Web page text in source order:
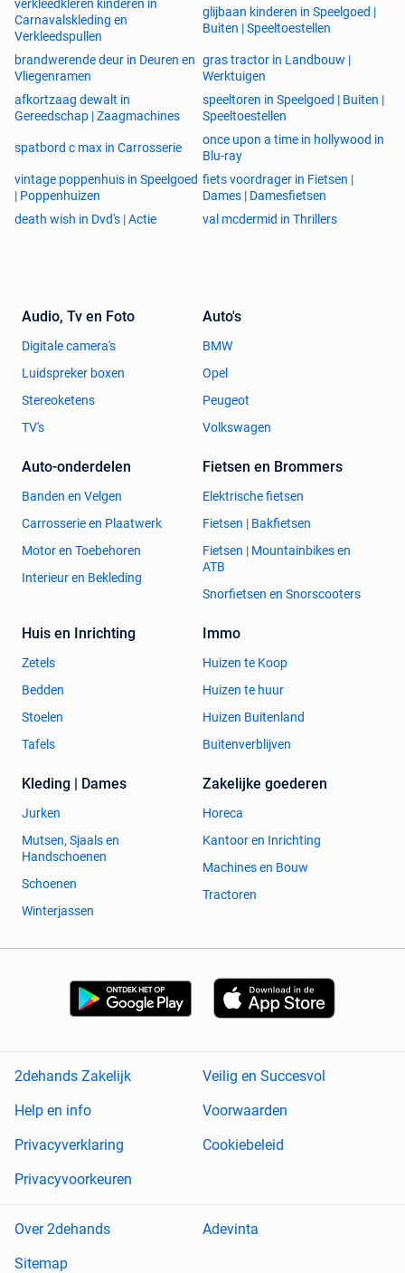
verkleedkleren kinderen in
Carnavalskleding en
Verkleedspullen
glijbaan kinderen in Speelgoed |
Buiten | Speeltoestellen
brandwerende deur in Deuren en
Vliegenramen
gras tractor in Landbouw |
Werktuigen
afkortzaag dewalt in
Gereedschap | Zaagmachines
speeltoren in Speelgoed | Buiten |
Speeltoestellen
spatbord c max in Carrosserie
once upon a time in hollywood in
Blu-ray
vintage poppenhuis in Speelgoed
| Poppenhuizen
fiets voordrager in Fietsen |
Dames | Damesfietsen
death wish in Dvd's | Actie
val mcdermid in Thrillers
Audio, Tv en Foto
Digitale camera's
Luidspreker boxen
Stereoketens
TV's
Auto's
BMW
Opel
Peugeot
Volkswagen
Auto-onderdelen
Banden en Velgen
Carrosserie en Plaatwerk
Motor en Toebehoren
Interieur en Bekleding
Fietsen en Brommers
Elektrische fietsen
Fietsen | Bakfietsen
Fietsen | Mountainbikes en
ATB
Snorfietsen en Snorscooters
Huis en Inrichting
Zetels
Bedden
Stoelen
Tafels
Immo
Huizen te Koop
Huizen te huur
Huizen Buitenland
Buitenverblijven
Kleding | Dames
Jurken
Mutsen, Sjaals en
Handschoenen
Schoenen
Winterjassen
Zakelijke goederen
Horeca
Kantoor en Inrichting
Machines en Bouw
Tractoren
2dehands Zakelijk
Veilig en Succesvol
Help en info
Voorwaarden
Privacyverklaring
Cookiebeleid
Privacyvoorkeuren
Over 2dehands
Adevinta
Sitemap